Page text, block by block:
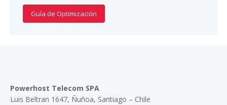
Guía de Optimización
Powerhost Telecom SPA
Luis Beltran 1647, Ñuñoa, Santiago – Chile